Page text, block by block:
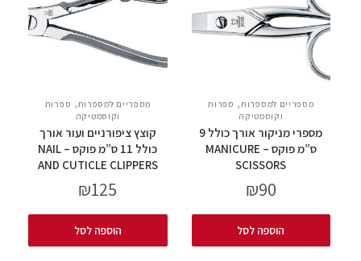
מספריים למספרות, ספרות
וקוסמטיקה
מספרי מניקור אורך כולל 9
ס”מ פוקס – MANICURE
SCISSORS
₪90
הוספה לסל
מספריים למספרות, ספרות
וקוסמטיקה
קוצץ ציפורניים ועור אורך
כולל 11 ס”מ פוקס – NAIL
AND CUTICLE CLIPPERS
₪125
הוספה לסל